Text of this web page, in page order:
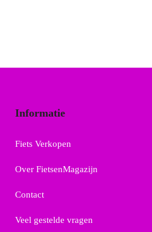
Informatie
Fiets Verkopen
Over FietsenMagazijn
Contact
Veel gestelde vragen